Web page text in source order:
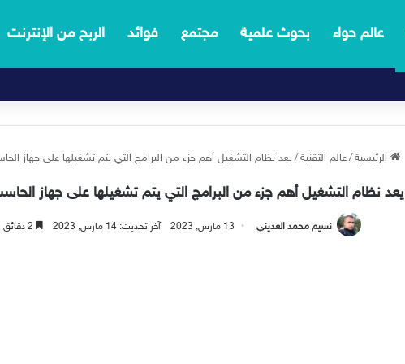
عالم حواء بحوث علمية مجتمع فوائد الربح من الإنترنت
الرئيسية/عالم التقنية/ يعد نظام التشغيل أهم جزء من البرامج التي يتم تشغيلها على جهاز
يعد نظام التشغيل أهم جزء من البرامج التي يتم تشغيلها على جهاز
نسيم محمد العديني 13 مارس, 2023 آخر تحديث: 14 مارس, 2023